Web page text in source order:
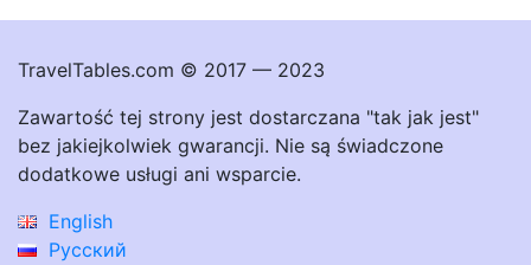
TravelTables.com © 2017 — 2023
Zawartość tej strony jest dostarczana "tak jak jest"
bez jakiejkolwiek gwarancji. Nie są świadczone
dodatkowe usługi ani wsparcie.
English
Русский